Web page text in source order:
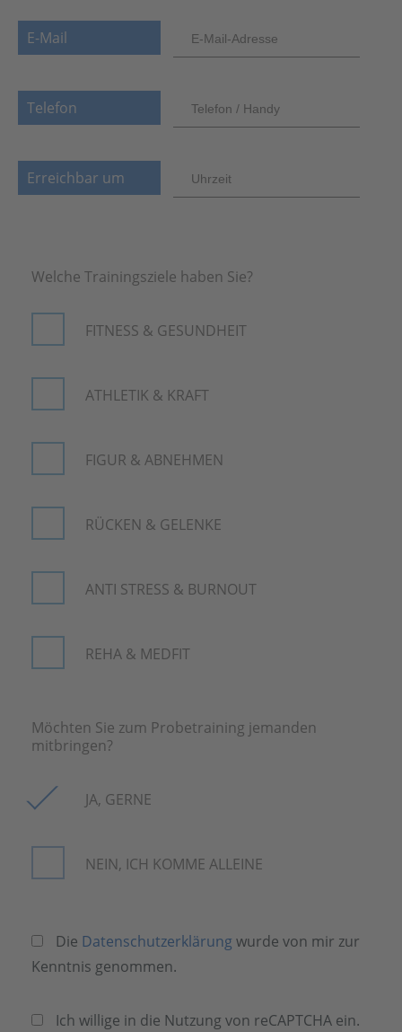
E-Mail
Telefon
Erreichbar um
Welche Trainingsziele haben Sie?
FITNESS & GESUNDHEIT
ATHLETIK & KRAFT
FIGUR & ABNEHMEN
RÜCKEN & GELENKE
ANTI STRESS & BURNOUT
REHA & MEDFIT
Möchten Sie zum Probetraining jemanden
mitbringen?
JA, GERNE
NEIN, ICH KOMME ALLEINE
Die Datenschutzerklärung wurde von mir zur
Kenntnis genommen.
Ich willige in die Nutzung von reCAPTCHA ein.